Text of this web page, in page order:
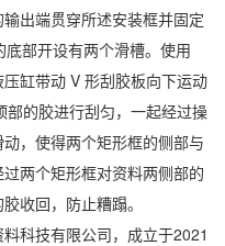
出端贯穿所述安装框并固定
部开设有两个滑槽。使用
缸带动 V 形刮胶板向下运动
的胶进行刮匀，一起经过操
，使得两个矩形框的侧部与
两个矩形框对资料两侧部的
收回，防止糟蹋。
科技有限公司，成立于2021